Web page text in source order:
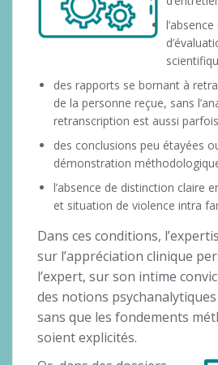
des rapports se bornant à
de la personne reçue, sans
retranscription est aussi
des conclusions peu étayées
démonstration
l’absence de distinction claire
et situation de violence intra
Dans ces conditions,
sur l’appréciation clinique
l’expert, sur son intime
des notions
sans que les fondements
soient explicités.